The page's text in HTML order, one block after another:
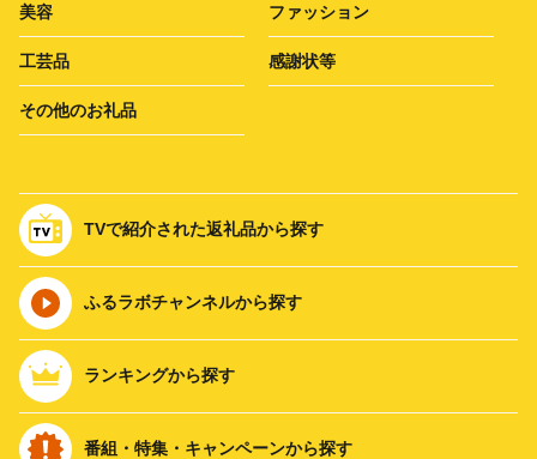
美容 ファッション
工芸品 感謝状等
その他のお礼品
TVで紹介された返礼品から探す
ふるラボチャンネルから探す
ランキングから探す
番組・特集・キャンペーンから探す